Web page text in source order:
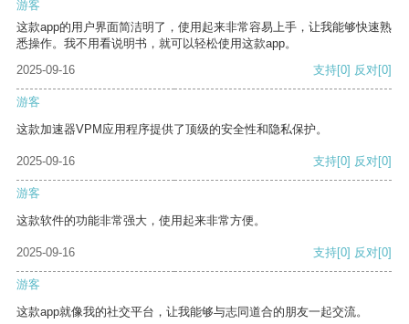
游客
这款app的用户界面简洁明了，使用起来非常容易上手，让我能够快速熟
悉操作。我不用看说明书，就可以轻松使用这款app。
2025-09-16
支持[0] 反对[0]
游客
这款加速器VPM应用程序提供了顶级的安全性和隐私保护。
2025-09-16 支持[0] 反对[0]
游客
这款软件的功能非常强大，使用起来非常方便。
2025-09-16 支持[0] 反对[0]
游客
这款app就像我的社交平台，让我能够与志同道合的朋友一起交流。